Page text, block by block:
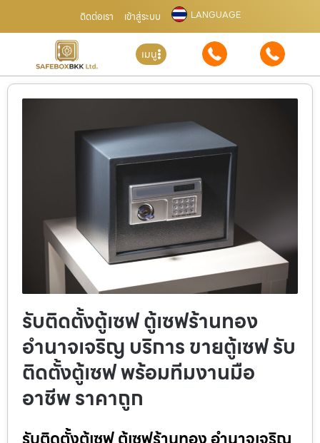
ติดต่อเรา เข้าสู่ระบบ LANGUAGE
เมนู
รับติดตั้งตู้เซฟ ตู้เซฟร้านทอง
อำนาจเจริญ บริการ ขายตู้เซฟ รับ
ติดตั้งตู้เซฟ พร้อมทีมงานมือ
อาชีพ ราคาถูก